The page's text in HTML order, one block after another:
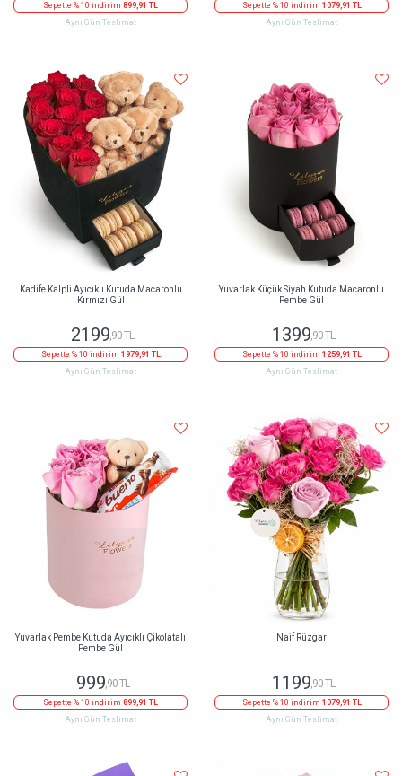
Sepette % 10 indirim 899,91 TL
Aynı Gün Teslimat
Sepette % 10 indirim 1079,91 TL
Aynı Gün Teslimat
Kadife Kalpli Ayıcıklı Kutuda Macaronlu
Kırmızı Gül
2199 ,90 TL
Sepette % 10 indirim 1979,91 TL
Aynı Gün Teslimat
Yuvarlak Küçük Siyah Kutuda Macaronlu
Pembe Gül
1399 ,90 TL
Sepette % 10 indirim 1259,91 TL
Aynı Gün Teslimat
Yuvarlak Pembe Kutuda Ayıcıklı Çikolatalı
Pembe Gül
999,90 TL
Sepette % 10 indirim 899,91 TL
Aynı Gün Teslimat
Naif Rüzgar
1199,90 TL
Sepette % 10 indirim 1079,91 TL
Aynı Gün Teslimat